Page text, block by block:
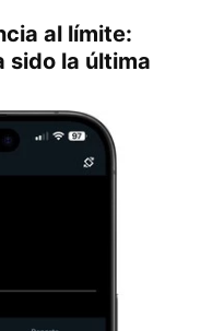
al límite:
sido la última